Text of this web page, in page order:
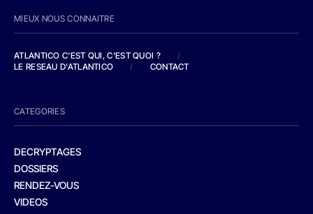
MIEUX NOUS CONNAITRE
ATLANTICO C'EST QUI, C'EST QUOI ?
/
LE RESEAU D'ATLANTICO
/ CONTACT
CATEGORIES
DECRYPTAGES
DOSSIERS
RENDEZ-VOUS
VIDEOS